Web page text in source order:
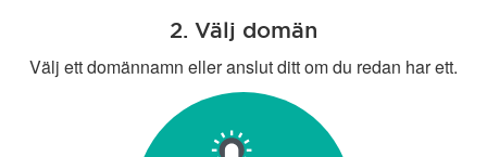
2. Välj domän
Välj ett domännamn eller anslut ditt om du redan har ett.